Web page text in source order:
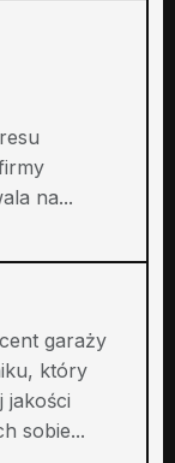
na...
garaży
który
jakości
sobie...